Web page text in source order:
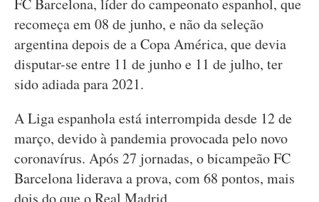
FC Barcelona, líder do campeonato espanhol, que
recomeça em 08 de junho, e não da seleção
argentina depois de a Copa América, que devia
disputar-se entre 11 de junho e 11 de julho, ter
sido adiada para 2021.
A Liga espanhola está interrompida desde 12 de
março, devido à pandemia provocada pelo novo
coronavírus. Após 27 jornadas, o bicampeão FC
Barcelona liderava a prova, com 68 pontos, mais
dois do que o Real Madrid.